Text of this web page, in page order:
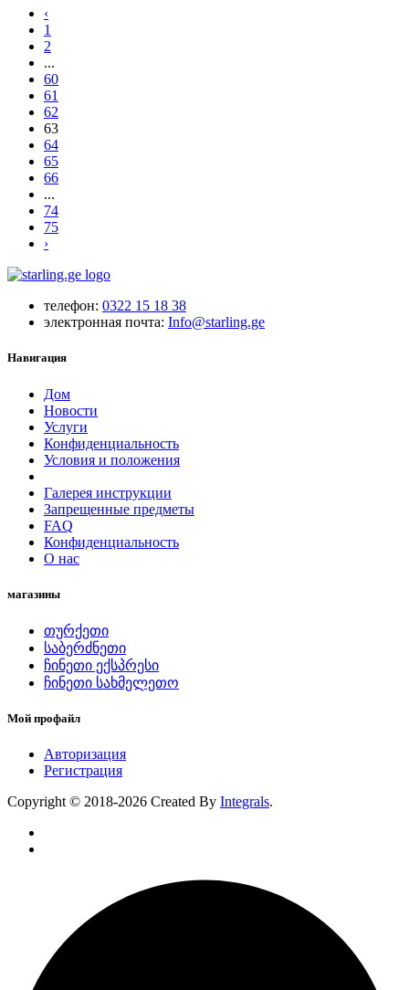
‹
1
2
...
60
61
62
63
64
65
66
...
74
75
›
телефон: 0322 15 18 38
электронная почта: Info@starling.ge
Навигация
Дом
Новости
Услуги
Конфиденциальность
Условия и положения
Галерея инструкции
Запрещенные предметы
FAQ
Конфиденциальность
O нас
магазины
თურქეთი
საბერძნეთი
ჩინეთი ექსპრესი
ჩინეთი სახმელეთო
Мой профайл
Авторизация
Регистрация
Copyright © 2018-2026 Created By Integrals.